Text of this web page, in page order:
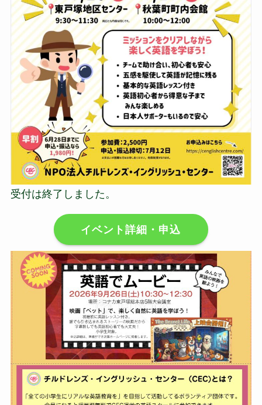
受付は終了しました。
イベント詳細・申込